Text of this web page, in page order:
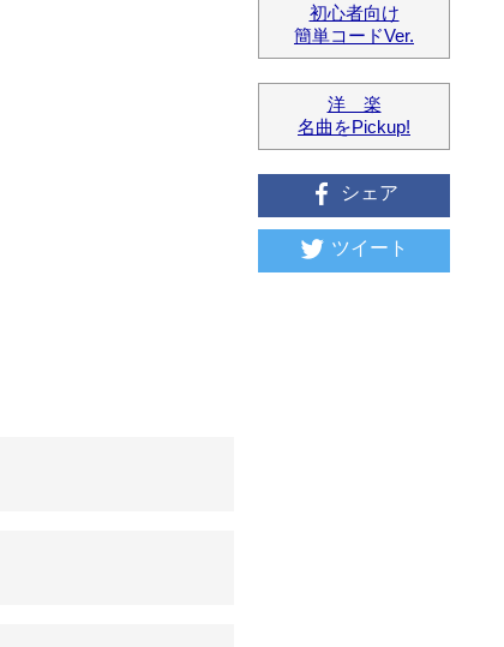
初心者向け
簡単コードVer.
洋 楽
名曲をPickup!
シェア
ツイート